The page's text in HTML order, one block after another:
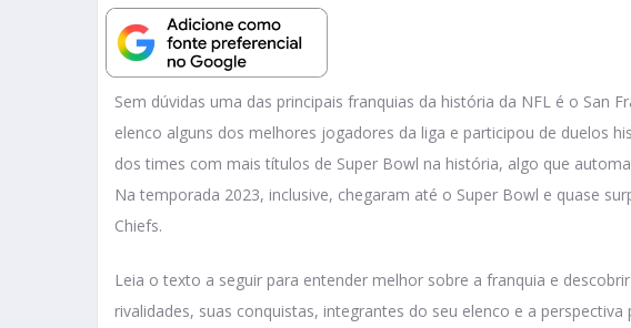
Sem dúvidas uma das principais franquias da história da NFL é o San
elenco alguns dos melhores jogadores da liga e participou de duelos
dos times com mais títulos de Super Bowl na história, algo que
Na temporada 2023, inclusive, chegaram até o Super Bowl e quase
Chiefs.
Leia o texto a seguir para entender melhor sobre a franquia e
rivalidades, suas conquistas, integrantes do seu elenco e a perspectiva